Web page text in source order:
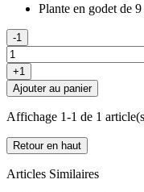
Plante en godet de
-1
+1
Ajouter au panier
Affichage 1-1 de 1
Retour en haut
Articles Similaires